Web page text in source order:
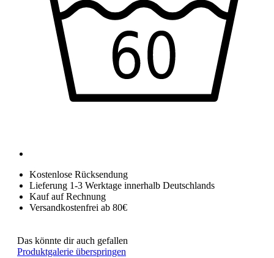
Kostenlose Rücksendung
Lieferung 1-3 Werktage innerhalb Deutschlands
Kauf auf Rechnung
Versandkostenfrei ab 80€
Das könnte dir auch gefallen
Produktgalerie überspringen